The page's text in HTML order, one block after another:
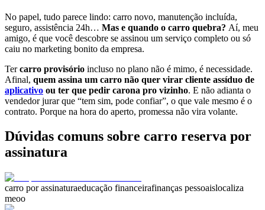
No papel, tudo parece lindo: carro novo, manutenção incluída,
seguro, assistência 24h… Mas e quando o carro quebra? Aí, meu
amigo, é que você descobre se assinou um serviço completo ou só
caiu no marketing bonito da empresa.
Tercarro provisório incluso no plano não é mimo, é necessidade.
Afinal, quem assina um carro não quer virar cliente assíduo de
aplicativo ou ter que pedir carona pro vizinho. E não adianta o
vendedor jurar que “tem sim, pode confiar”, o que vale mesmo é o
contrato. Porque na hora do aperto, promessa não vira volante.
Dúvidas comuns sobre carro reserva por
assinatura
carro por assinaturaeducação financeirafinanças pessoaislocaliza
meoo